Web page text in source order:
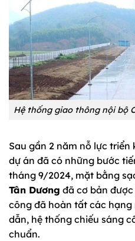
Hệ thống giao thông nội bộ
Sau gần 2 năm nỗ lực
dự án đã có những bước
tháng 9/2024, mặt bằng
Tân Dương đã cơ bản
công đã hoàn tất các
dẫn, hệ thống chiếu sáng
chuẩn.